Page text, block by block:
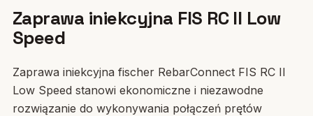
Zaprawa iniekcyjna FIS RC II Low
Speed
Zaprawa iniekcyjna fischer RebarConnect FIS RC II
Low Speed stanowi ekonomiczne i niezawodne
rozwiązanie do wykonywania połączeń prętów